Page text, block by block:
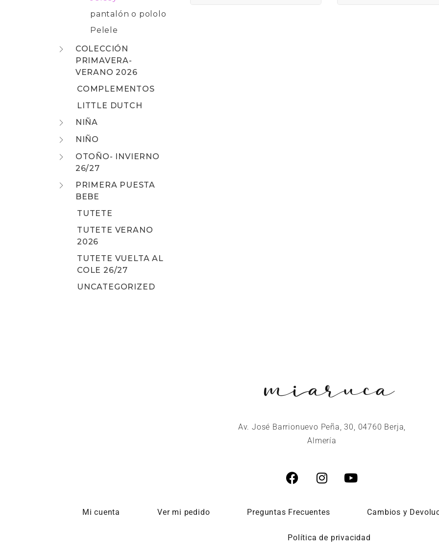
pantalón o pololo
Pelele
COLECCIÓN
PRIMAVERA-
VERANO 2026
COMPLEMENTOS
LITTLE DUTCH
NIÑA
NIÑO
OTOÑO- INVIERNO
26/27
PRIMERA PUESTA
BEBE
TUTETE
TUTETE VERANO
2026
TUTETE VUELTA AL
COLE 26/27
UNCATEGORIZED
Av. José Barrionuevo Peña, 30, 04760 Berja,
Almería
Mi cuenta Ver mi pedido Preguntas Frecuentes Cambios y
Política de privacidad